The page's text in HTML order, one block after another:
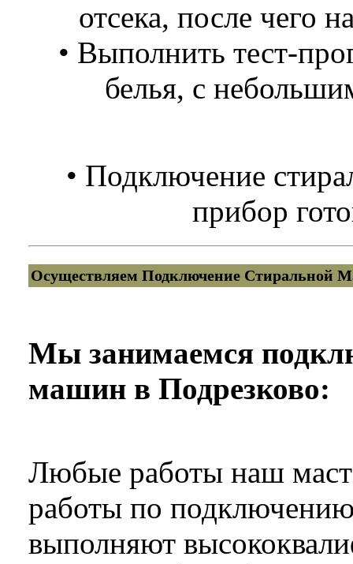
отсека, после чего
• Выполнить тест-
белья, с
• Подключение
прибор
Осуществляем Подключение Стиральной
Мы занимаемся
машин в Подрезково:
Любые работы наш
работы по
выполняют